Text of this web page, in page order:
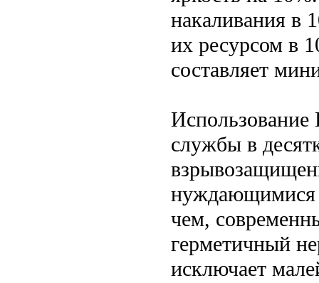
накаливания в
их ресурсом в
составляет
службы в
нуждающимися
чем,
герметичный
исключает